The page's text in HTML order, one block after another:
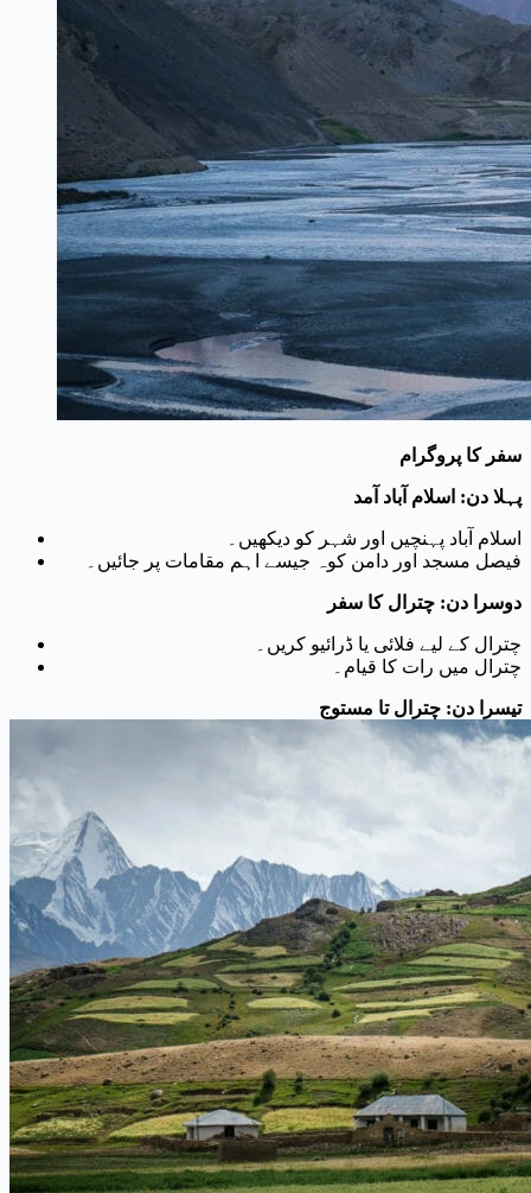
سفر کا پروگرام
پہلا دن: اسلام آباد آمد
اسلام آباد پہنچیں اور شہر کو دیکھیں۔
فیصل مسجد اور دامن کوہ جیسے اہم مقامات پر جائیں۔
دوسرا دن: چترال کا سفر
چترال کے لیے فلائی یا ڈرائیو کریں۔
چترال میں رات کا قیام۔
تیسرا دن: چترال تا مستوج